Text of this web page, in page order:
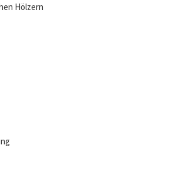
Hölzern